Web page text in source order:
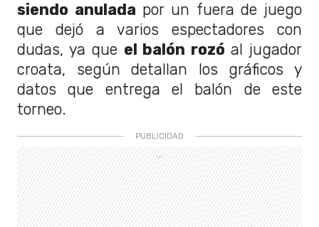
siendo anulada por un fuera de juego
que dejó a varios espectadores con
dudas, ya que el balón rozóal jugador
croata, según detallan los gráficos y
datos que entrega el balón de este
torneo.